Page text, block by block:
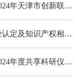
• 【申报通知】关于转发市科技局开展2024年天津市创新联合体组建工作的通知
• 【活动通知】关于举办2024年科技企业认定及知识产权相关政策解读宣讲会的通知
• 【发布通知】关于发布天津港保税区2024年度共享科研仪器设备清单（第一期）的通知